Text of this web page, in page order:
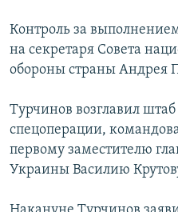
ELIFBE
УКРАИНСКАЯ ПРОБЛЕМА
Все сайты RFE/RL
Контроль за
на секретаря Совета
обороны страны Андрея
Турчинов возглавил
спецоперации,
первому заместителю
Украины Василию